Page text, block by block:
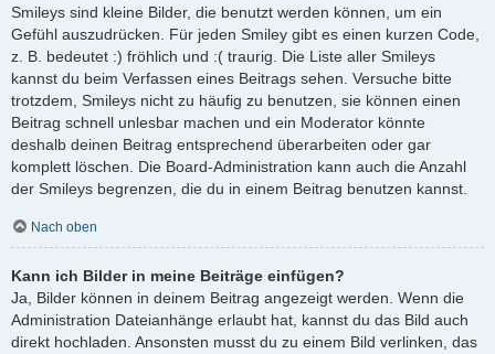
Smileys sind kleine Bilder, die benutzt werden können, um ein
Gefühl auszudrücken. Für jeden Smiley gibt es einen kurzen Code,
z. B. bedeutet :) fröhlich und :( traurig. Die Liste aller Smileys
kannst du beim Verfassen eines Beitrags sehen. Versuche bitte
trotzdem, Smileys nicht zu häufig zu benutzen, sie können einen
Beitrag schnell unlesbar machen und ein Moderator könnte
deshalb deinen Beitrag entsprechend überarbeiten oder gar
komplett löschen. Die Board-Administration kann auch die Anzahl
der Smileys begrenzen, die du in einem Beitrag benutzen kannst.
Nach oben
Kann ich Bilder in meine Beiträge einfügen?
Ja, Bilder können in deinem Beitrag angezeigt werden. Wenn die
Administration Dateianhänge erlaubt hat, kannst du das Bild auch
direkt hochladen. Ansonsten musst du zu einem Bild verlinken, das